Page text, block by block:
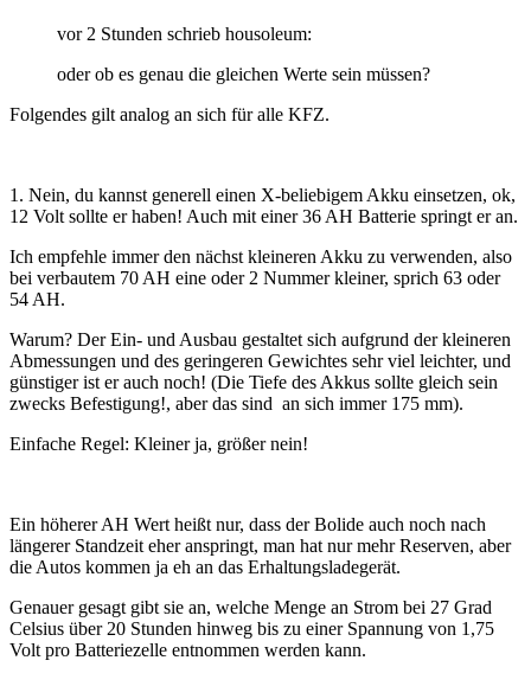
vor 2 Stunden schrieb housoleum:
oder ob es genau die gleichen Werte sein müssen?
Folgendes gilt analog an sich für alle KFZ.
1. Nein, du kannst generell einen X-beliebigem Akku einsetzen, ok,
12 Volt sollte er haben! Auch mit einer 36 AH Batterie springt er an.
Ich empfehle immer den nächst kleineren Akku zu verwenden, also
bei verbautem 70 AH eine oder 2 Nummer kleiner, sprich 63 oder
54 AH.
Warum? Der Ein- und Ausbau gestaltet sich aufgrund der kleineren
Abmessungen und des geringeren Gewichtes sehr viel leichter, und
günstiger ist er auch noch! (Die Tiefe des Akkus sollte gleich sein
zwecks Befestigung!, aber das sind an sich immer 175 mm).
Einfache Regel: Kleiner ja, größer nein!
Ein höherer AH Wert heißt nur, dass der Bolide auch noch nach
längerer Standzeit eher anspringt, man hat nur mehr Reserven, aber
die Autos kommen ja eh an das Erhaltungsladegerät.
Genauer gesagt gibt sie an, welche Menge an Strom bei 27 Grad
Celsius über 20 Stunden hinweg bis zu einer Spannung von 1,75
Volt pro Batteriezelle entnommen werden kann.